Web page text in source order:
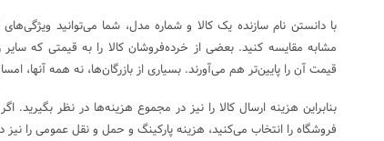
با دانستن نام سازنده یک کالا و شماره مدل، شما می‌توانید
مشابه مقایسه کنید. بعضی از خرده‌فروشان کالا را به قیمتی که سایر
قیمت آن را پایین‌تر هم می‌آورند. بسیاری از بازرگان‌ها، نه همه آنها،
بنابراین هزینه ارسال کالا را نیز در مجموع هزینه‌ها در نظر
فروشگاه را انتخاب می‌کنید، هزینه پارکینگ و حمل و نقل عمومی را نیز